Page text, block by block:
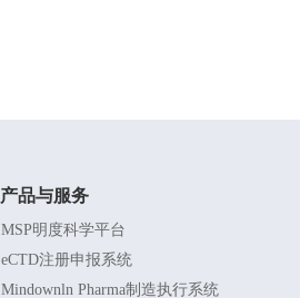
MSP明度科学平台
eCTD注册申报系统
Mindownln Pharma制造执行系统
产品与服务